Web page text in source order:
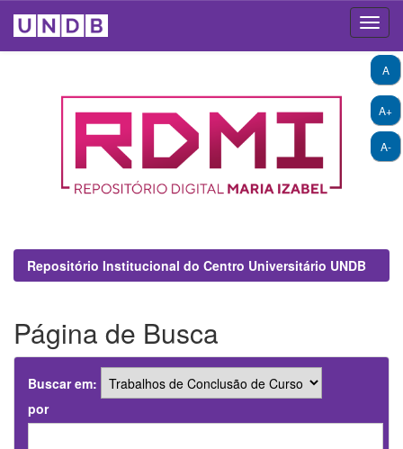
A+
A-
A
Repositório Institucional do Centro Universitário UNDB
Página de Busca
Buscar em:
por